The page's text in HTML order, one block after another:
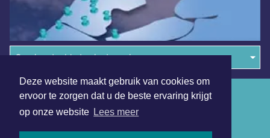
Deze website maakt gebruik van cookies om
ervoor te zorgen dat u de beste ervaring krijgt
op onze website Lees meer
Overige dagbladen in de regio
Algemene voorwaarden
Disclaimer